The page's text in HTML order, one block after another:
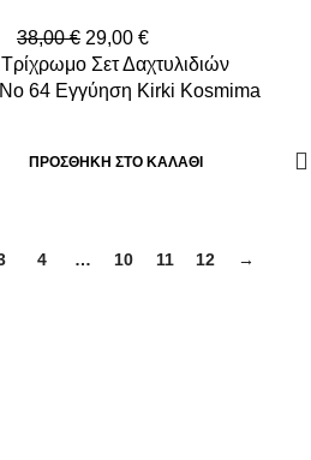
38,00€ 29,00 €
Τρίχρωμο Σετ Δαχτυλιδιών
Νο 64 Εγγύηση Kirki Kosmima
ΠΡΟΣΘΉΚΗ ΣΤΟ ΚΑΛΆΘΙ
4 … 10 11 12 →